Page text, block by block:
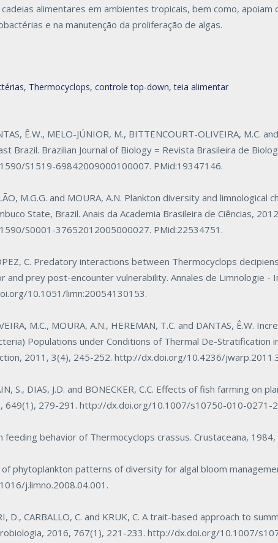
alimentares em ambientes tropicais, bem como,
e na manutenção da proliferação de algas.
Thermocyclops, controle top-down, teia alimentar
Ê.W., MELO-JÚNIOR, M., BITTENCOURT-OLIVEIRA, M.C.
Brazil. Brazilian Journal of Biology = Revista Brasileira de
S1519-69842009000100007. PMid:19347146.
M.G.G. and MOURA, A.N. Plankton diversity and
State, Brazil.Anais da Academia Brasileira de Ciências,
S0001-37652012005000027. PMid:22534751.
C. Predatory interactions between Thermocyclops decipiens
and prey post-encounter vulnerability.Annales de Limnologie -
10.1051/limn:20054130153.
M.C., MOURA, A.N., HEREMAN, T.C. and DANTAS, Ê.W.
Populations under Conditions of Thermal De-Stratification
, 2011, 3(4), 245-252.http://dx.doi.org/10.4236/
S., DIAS, J.D. and BONECKER, C.C. Effects of fish farming
649(1), 279-291.http://dx.doi.org/10.1007/s10750-010-0271-2
feeding behavior ofThermocyclops crassus. Crustaceana,
of phytoplankton patterns of diversity for algal bloom
j.limno.2008.04.001 .
D., CARBALLO, C. and KRUK, C. A trait-based approach to
, 2016, 767(1), 221-233.http://dx.doi.org/10.1007/